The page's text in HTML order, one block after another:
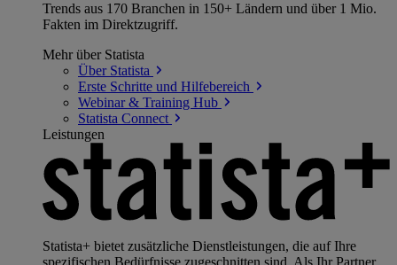
Trends aus 170 Branchen in 150+ Ländern und über 1 Mio.
Fakten im Direktzugriff.
Mehr über Statista
Über Statista
Erste Schritte und Hilfebereich
Webinar & Training Hub
Statista Connect
Leistungen
Statista+ bietet zusätzliche Dienstleistungen, die auf Ihre
spezifischen Bedürfnisse zugeschnitten sind. Als Ihr Partner